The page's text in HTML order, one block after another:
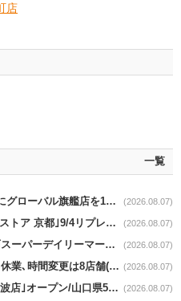
店
一覧
ユニクロnews｜京都･河原町通りにグローバル旗艦店を11/6開設 (2026.08.07)
ロフトnews｜新生｢モマ デザインストア 京都｣9/4リプレイスオープン (2026.08.07)
関西フードマーケットnews｜関西スーパーデイリーマート蒲生店8/7改装 (2026.08.07)
イオン九州news｜熊本地震による休業､時間変更は8店舗(8/7時点) (2026.08.07)
ハローズnews｜8/6｢ハローズ西岐波店｣オープン/山口県5店舗目 (2026.08.07)